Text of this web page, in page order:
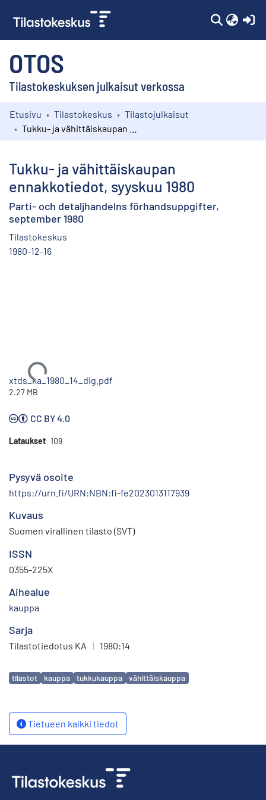
OTOS
Tilastokeskuksen julkaisut verkossa
Kokoelmat
Etusivu Tilastokeskus
Tilastojulkaisut
Tukku- ja vähittäiskaupan
ennakkotiedot, syyskuu 1980
Parti- och detaljhandelns förhandsuppgifter,
september 1980
Tilastokeskus
1980-12-16
Ladataan...
xtds_ka_1980_14_dig.pdf
2.27 MB
CC BY 4.0
Lataukset 109
Pysyvä osoite
https://urn.fi/URN:NBN:fi-fe2023013117939
Kuvaus
Suomen virallinen tilasto (SVT)
ISSN
0355-225X
Aihealue
kauppa
Sarja
Tilastotiedotus KA | 1980:14
Avainsanat
tilastot kauppa tukkukauppa vähittäiskauppa
Tietueen kaikki tiedot